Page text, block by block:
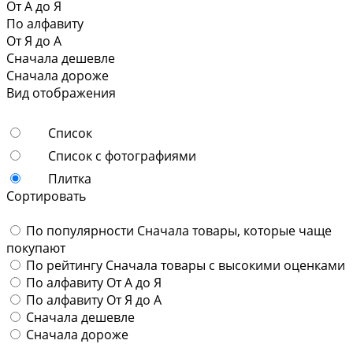
От А до Я
По алфавиту
От Я до А
Сначала дешевле
Сначала дороже
Вид отображения
Список
Список с фотографиями
Плитка
Сортировать
По популярности Сначала товары, которые чаще
покупают
По рейтингу Сначала товары с высокими оценками
По алфавиту От А до Я
По алфавиту От Я до А
Сначала дешевле
Сначала дороже